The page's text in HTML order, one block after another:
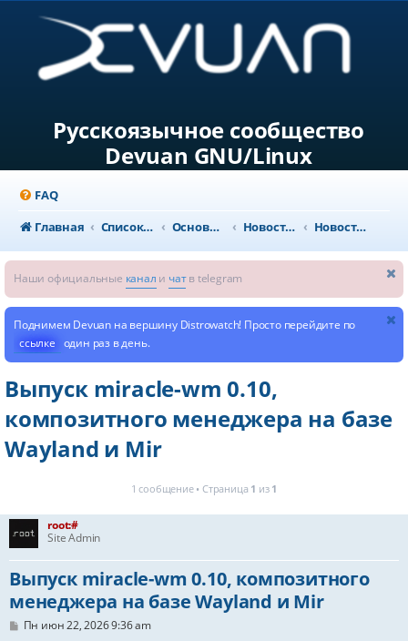
Русскоязычное сообщество
Devuan GNU/Linux
FAQ
Главная
Список форумов Основной раздел Новости и объявления Новости из мира GNU/Linux
Наши официальные канал и чатв telegram
Поднимем Devuan на вершину Distrowatch! Просто перейдите по
ссылке один раз в день.
Выпуск miracle-wm 0.10,
композитного менеджера на базе
Wayland и Mir
1 сообщение • Страница 1 из 1
root:#
Site Admin
Выпуск miracle-wm 0.10, композитного
менеджера на базе Wayland и Mir
СПн июн 22, 2026 9:36 am